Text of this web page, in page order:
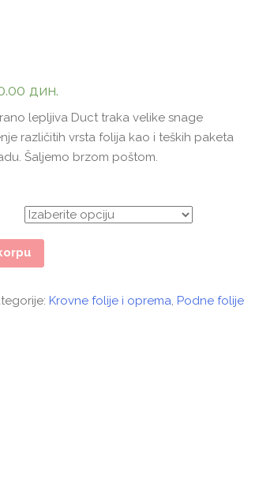
дин.
lepljiva Duct traka velike snage
različitih vrsta folija kao i teških paketa
Šaljemo brzom poštom.
Krovne folije i oprema, Podne folije